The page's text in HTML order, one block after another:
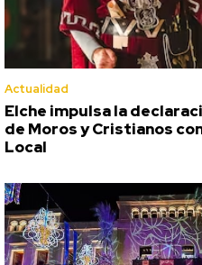
Actualidad
Elche impulsa la
de Moros y Cristianos
Local